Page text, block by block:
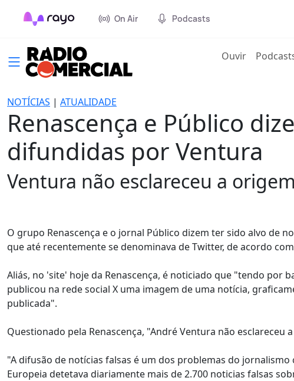
On Air Podcasts
Ouvir(current)
NOTÍCIAS | ATUALIDADE
Renascença e Público
difundidas por Ventura
Ventura não esclareceu a
O grupo Renascença e o jornal Público dizem ter sido alvo de
que até recentemente se denominava de Twitter, de acordo
Aliás, no 'site' hoje da Renascença, é noticiado que "tendo por
publicou na rede social X uma imagem de uma notícia,
publicada".
Questionado pela Renascença, "André Ventura não
"A difusão de notícias falsas é um dos problemas do
Europeia detetava diariamente mais de 2.700 noticias falsas